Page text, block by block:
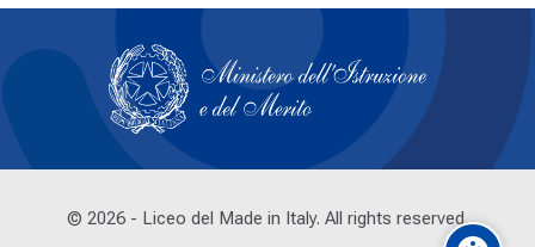
Last modified: Friday, 13 February 2026, 12:11 AM
© 2026 - Liceo del Made in Italy. All rights reserved.